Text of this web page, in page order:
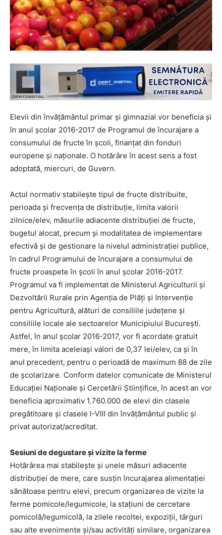
Elevii din învățământul primar şi gimnazial vor beneficia şi
în anul şcolar 2016-2017 de Programul de încurajare a
consumului de fructe în şcoli, finanțat din fonduri
europene și naționale. O hotărâre în acest sens a fost
adoptată, miercuri, de Guvern.
Actul normativ stabilește tipul de fructe distribuite,
perioada şi frecvenţa de distribuție, limita valorii
zilnice/elev, măsurile adiacente distribuției de fructe,
bugetul alocat, precum şi modalitatea de implementare
efectivă şi de gestionare la nivelul administrației publice,
în cadrul Programului de încurajare a consumului de
fructe proaspete în școli în anul școlar 2016-2017.
Programul va fi implementat de Ministerul Agriculturii şi
Dezvoltării Rurale prin Agenţia de Plăţi şi Intervenţie
pentru Agricultură, alături de consiliile județene şi
consiliile locale ale sectoarelor Municipiului București.
Astfel, în anul școlar 2016-2017, vor fi acordate gratuit
mere, în limita aceleiași valori de 0,37 lei/elev, ca şi în
anul precedent, pentru o perioadă de maximum 88 de zile
de școlarizare. Conform datelor comunicate de Ministerul
Educației Naţionale și Cercetării Științifice, în acest an vor
beneficia aproximativ 1.760.000 de elevi din clasele
pregătitoare şi clasele I-VIII din învățământul public şi
privat autorizat/acreditat.
Sesiuni de degustare și vizite la ferme
Hotărârea mai stabilește şi unele măsuri adiacente
distribuției de mere, care susțin încurajarea alimentației
sănătoase pentru elevi, precum organizarea de vizite la
ferme pomicole/legumicole, la staţiuni de cercetare
pomicolă/legumicolă, la zilele recoltei, expoziții, târguri
sau alte evenimente şi/sau activităţi similare, organizarea